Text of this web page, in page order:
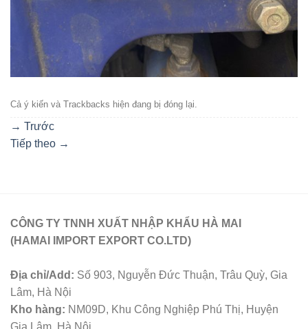
Cả ý kiến ​​và Trackbacks hiện đang bị đóng lại.
→ Trước
Tiếp theo →
CÔNG TY TNNH XUẤT NHẬP KHẨU HÀ MAI
(HAMAI IMPORT EXPORT CO.LTD)
Địa chỉ/Add: Số 903, Nguyễn Đức Thuận, Trâu Quỳ, Gia
Lâm, Hà Nội
Kho hàng: NM09D, Khu Công Nghiệp Phú Thị, Huyện